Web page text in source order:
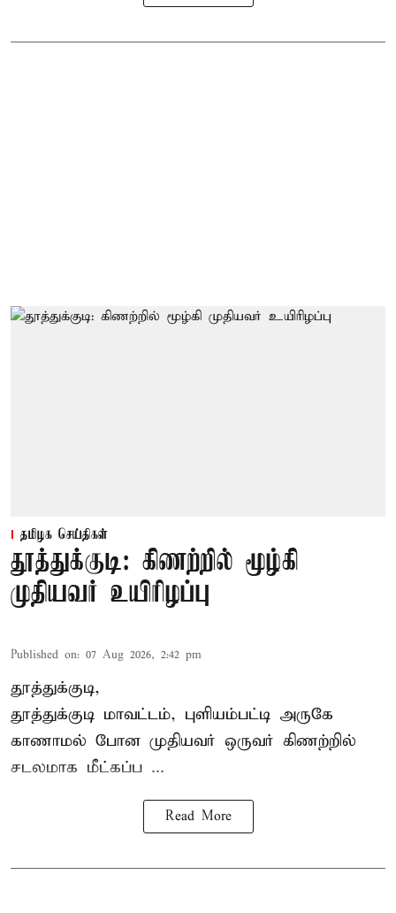
தமிழக செய்திகள்
தூத்துக்குடி: கிணற்றில் மூழ்கி
முதியவர் உயிரிழப்பு
Published on: 07 Aug 2026, 2:42 pm
தூத்துக்குடி,
தூத்துக்குடி மாவட்டம், புளியம்பட்டி அருகே
காணாமல் போன முதியவர் ஒருவர் கிணற்றில்
சடலமாக மீட்கப்ப ...
Read More